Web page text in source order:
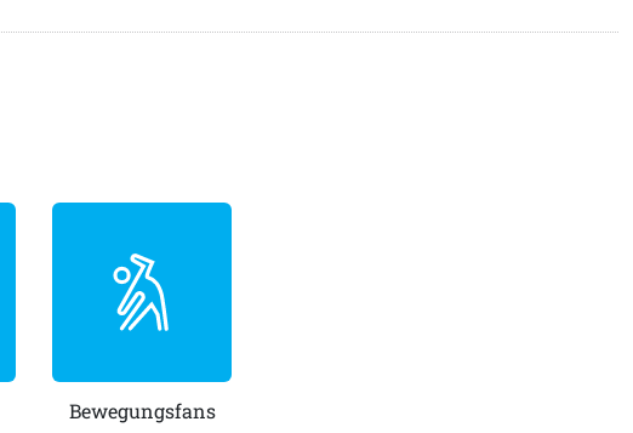
Bewegungsfans